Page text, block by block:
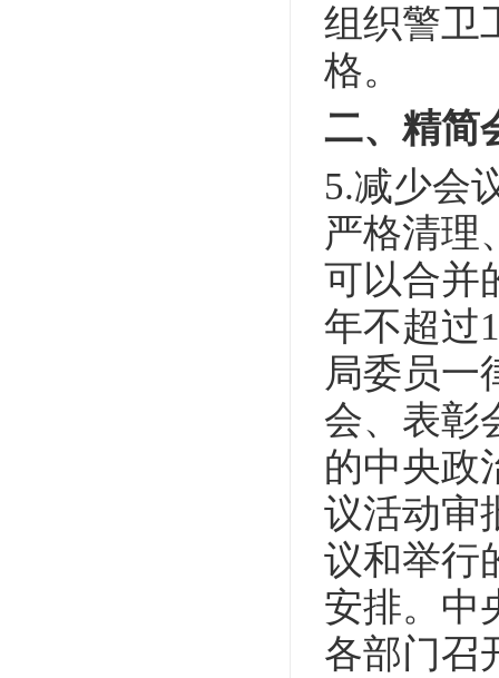
组织警卫
格。
二、精简
5.减少会
严格清理
可以合并
年不超过
局委员一
会、表彰
的中央政
议活动审
议和举行
安排。中
各部门召